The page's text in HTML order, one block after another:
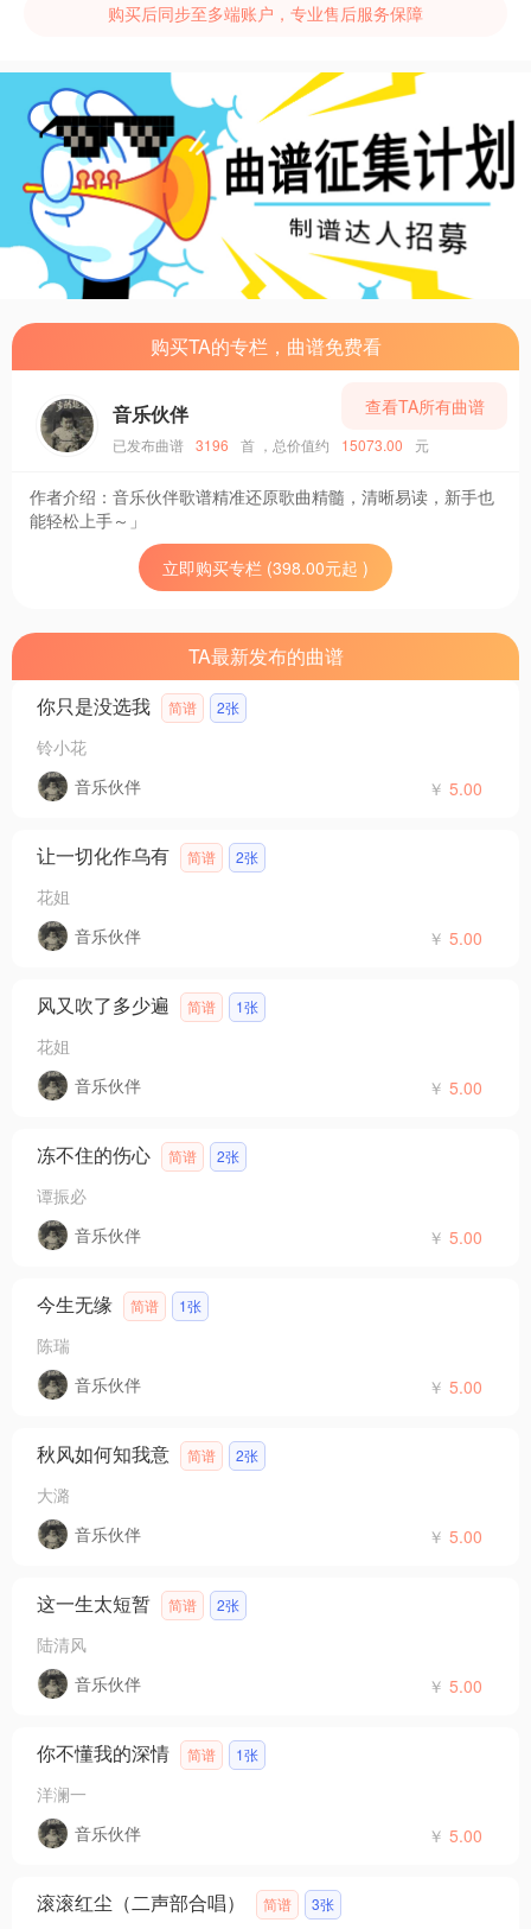
购买后同步至多端账户，专业售后服务保障
购买TA的专栏，曲谱免费看
音乐伙伴 查看TA所有曲谱
已发布曲谱 3196 首 ，总价值约 15073.00 元
作者介绍： 音乐伙伴歌谱精准还原歌曲精髓，清晰易读，新手也
能轻松上手～」
立即购买专栏 (398.00元起 )
TA最新发布的曲谱
你只是没选我
简谱 2张
铃小花
音乐伙伴
￥ 5.00
让一切化作乌有 简谱 2张
花姐
音乐伙伴
￥ 5.00
风又吹了多少遍 简谱 1张
花姐
音乐伙伴
￥ 5.00
冻不住的伤心 简谱 2张
谭振必
音乐伙伴
￥ 5.00
今生无缘 简谱 1张
陈瑞
音乐伙伴
￥ 5.00
秋风如何知我意 简谱 2张
大潞
音乐伙伴
￥ 5.00
这一生太短暂 简谱 2张
陆清风
音乐伙伴
￥ 5.00
你不懂我的深情 简谱 1张
洋澜一
音乐伙伴
￥ 5.00
滚滚红尘（二声部合唱） 简谱 3张